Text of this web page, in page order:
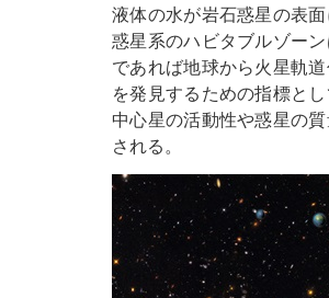
液体の水が岩石惑星の表
惑星系のハビタブルゾー
であれば地球から火星軌
を発見するための指標と
中心星の活動性や惑星の
される。